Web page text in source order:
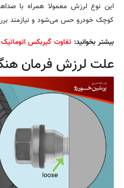
این نوع لرزش معمولا همراه با
کوچک خودرو حس می‌شود و نیازمند
بیشتر بخوانید: تفاوت گیربکس اتوماتیک
علت لرزش فرمان